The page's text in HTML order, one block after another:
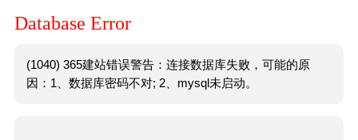
Database Error
(1040) 365建站错误警告：连接数据库失败，可能的原
因：1、数据库密码不对; 2、mysql未启动。